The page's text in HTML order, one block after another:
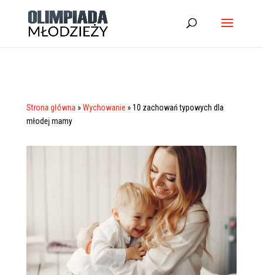
Strona główna »Wychowanie »10 zachowań typowych dla
młodej mamy